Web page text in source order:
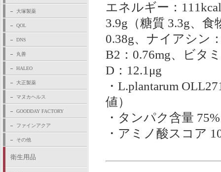
大塚製薬
QOL
DNS
丸善
HALEO
大正製薬
マヌカヘルス
GOODDAY FACTORY
ファインアクア
その他
衛生用品
エネルギー：
3.9g（糖質 3.3g、食
0.38g、ナイアシン
B2：0.76mg、ビタ
D：12.1μg
・L.plantarum
値）
・タンパク含量
・アミノ酸スコア